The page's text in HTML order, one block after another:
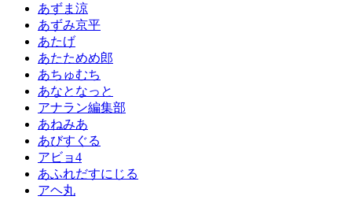
あずま涼
あずみ京平
あたげ
あたためめ郎
あちゅむち
あなとなっと
アナラン編集部
あねみあ
あびすぐる
アビョ4
あふれだすにじる
アヘ丸